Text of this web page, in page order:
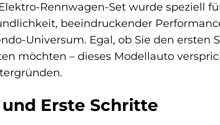
Rennwagen-Set wurde speziell
beeindruckender
Universum. Egal, ob Sie den
möchten – dieses Modellauto
Erste Schritte